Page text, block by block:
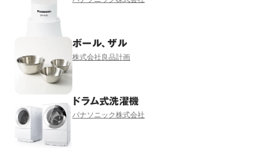
ボール、ザル
株式会社良品計画
ドラム式洗濯機
パナソニック株式会社